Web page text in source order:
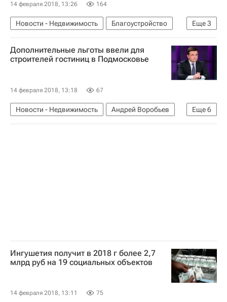
14 февраля 2018, 13:26 164
Еще3
Новости - Недвижимость
Благоустройство
Городская среда
Московская область (Подмосковье)
Дополнительные льготы ввели для
строителей гостиниц в Подмосковье
14 февраля 2018, 13:18 67
Еще6
Новости - Недвижимость
Андрей Воробьев
Льготы
Строительство
Гостиницы
Ингушетия получит в 2018 г более 2,7
млрд руб на 19 социальных объектов
14 февраля 2018, 13:11 75